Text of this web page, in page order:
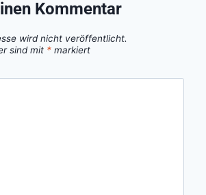
Kommentar
wird nicht veröffentlicht.
sind mit * markiert